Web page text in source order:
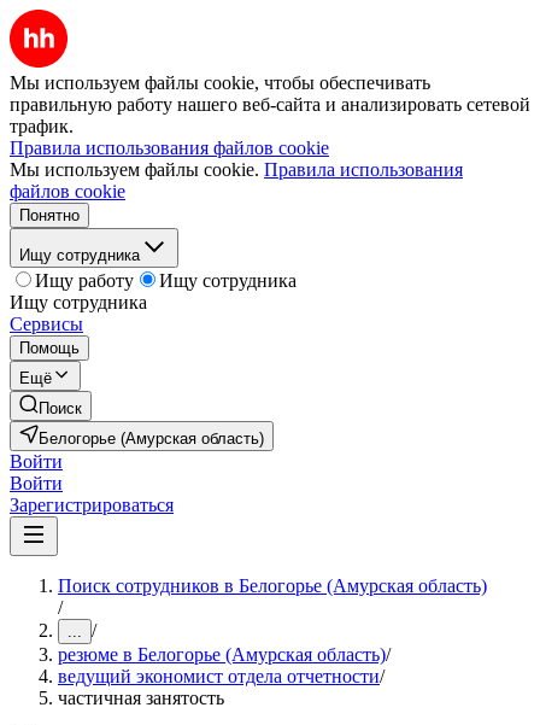
Мы используем файлы cookie, чтобы обеспечивать
правильную работу нашего веб-сайта и анализировать сетевой
трафик.
Правила использования файлов cookie
Мы используем файлы cookie. Правила использования
файлов cookie
Понятно
Ищу сотрудника
Ищу работу
Ищу сотрудника
Ищу сотрудника
Сервисы
Помощь
Ещё
Поиск
Белогорье (Амурская область)
Войти
Войти
Зарегистрироваться
Поиск сотрудников в Белогорье (Амурская область)
/
... /
резюме в Белогорье (Амурская область)/
ведущий экономист отдела отчетности/
частичная занятость